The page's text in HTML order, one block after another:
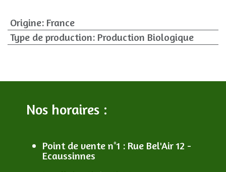
Origine: France
Type de production: Production Biologique
Nos horaires :
Point de vente n°1 : Rue Bel'Air 12 -
Ecaussinnes